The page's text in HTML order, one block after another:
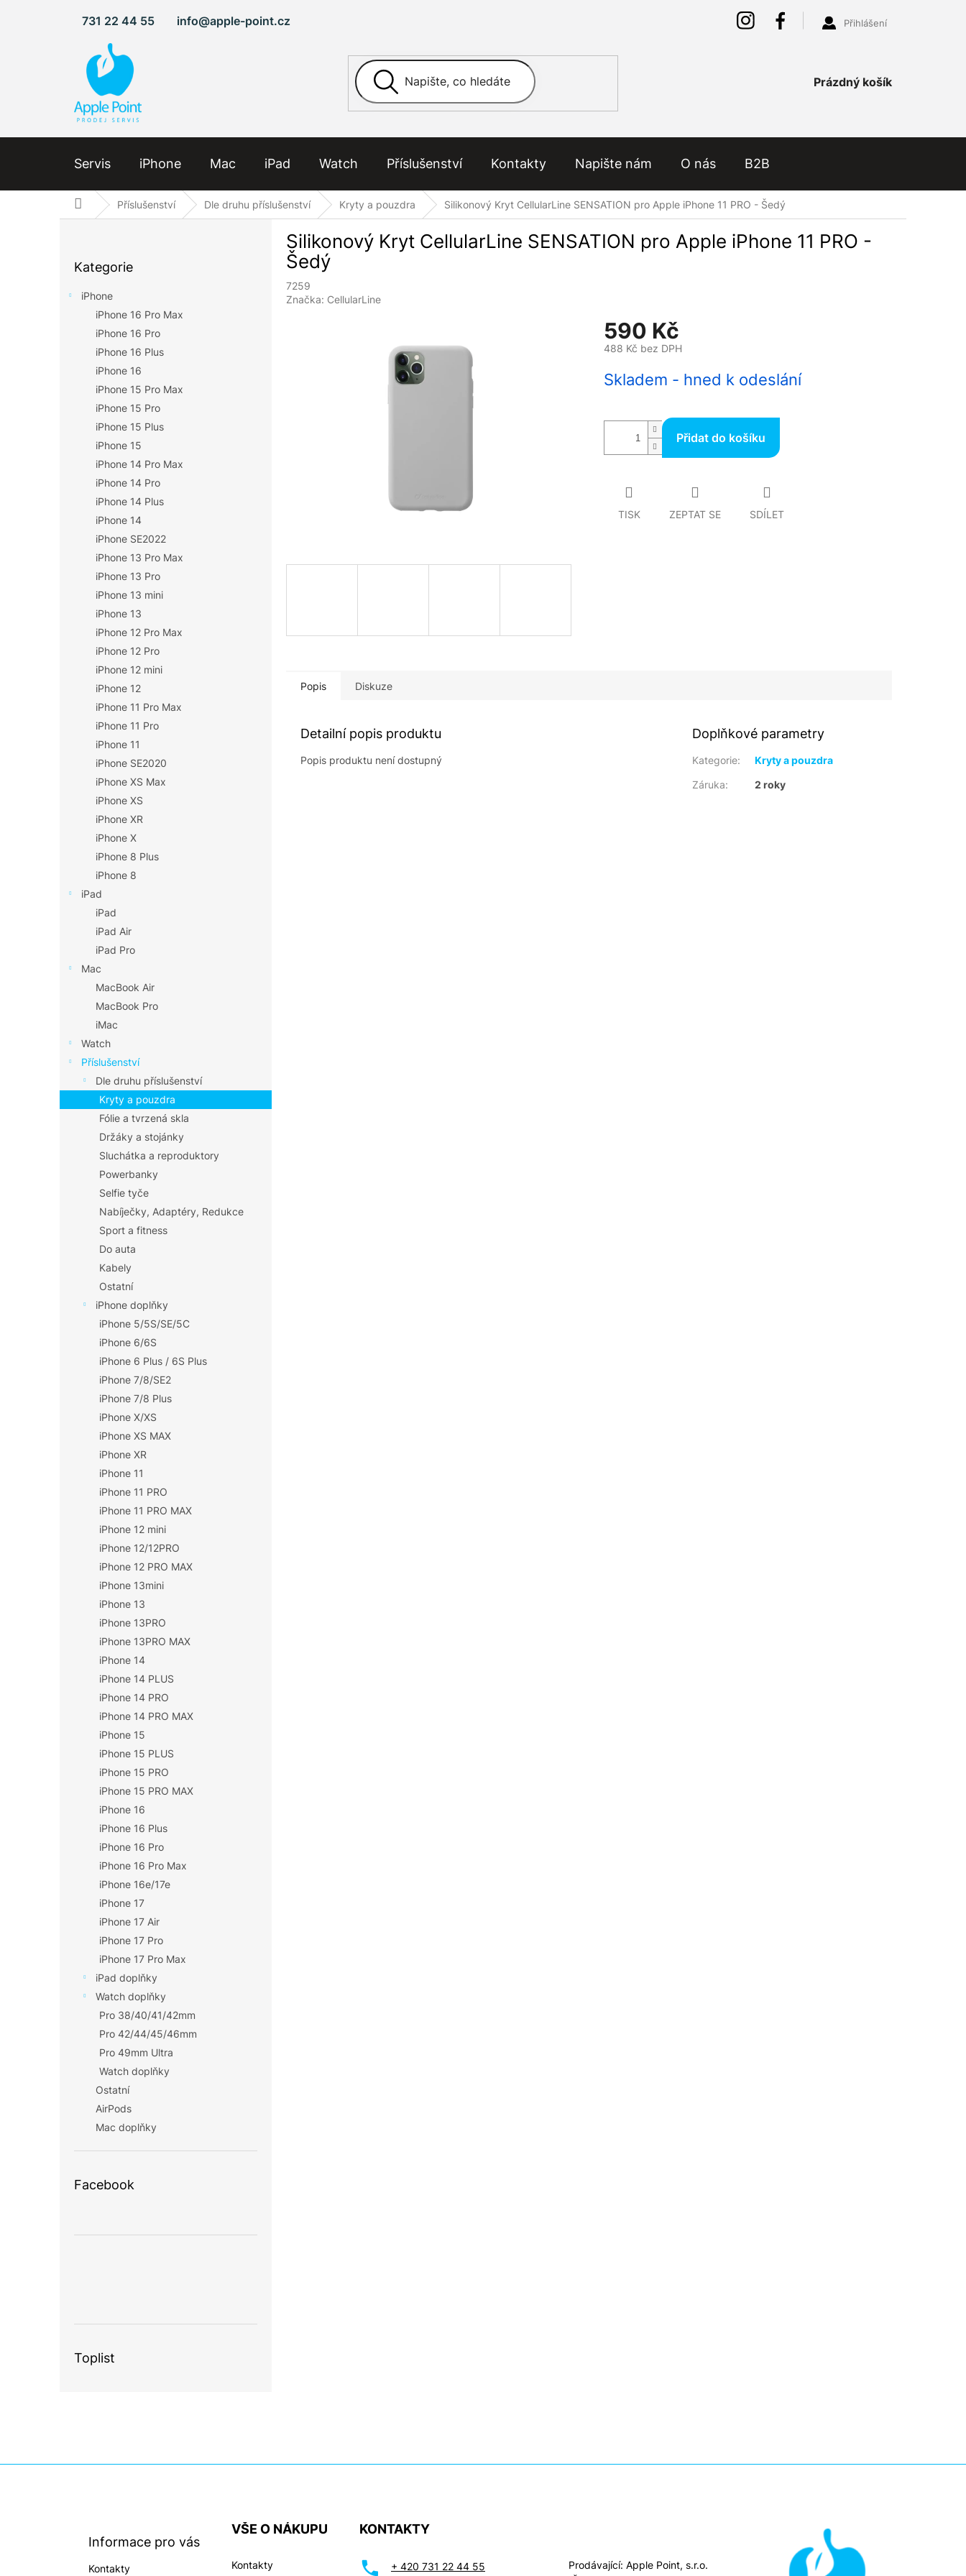
731 22 44 55 info@apple-point.cz Přihlášení
Nákupní
košík
Prázdný košík
Servis iPhone Mac iPad Watch Příslušenství Kontakty Napište nám O nás B2B
Domů Příslušenství Dle druhu příslušenství Kryty a pouzdra Silikonový Kryt CellularLine SENSATION pro Apple iPhone 11 PRO - Šedý
kategorie
Kategorie
iPhone
iPhone 16 Pro Max
iPhone 16 Pro
iPhone 16 Plus
iPhone 16
iPhone 15 Pro Max
iPhone 15 Pro
iPhone 15 Plus
iPhone 15
iPhone 14 Pro Max
iPhone 14 Pro
iPhone 14 Plus
iPhone 14
iPhone SE2022
iPhone 13 Pro Max
iPhone 13 Pro
iPhone 13 mini
iPhone 13
iPhone 12 Pro Max
iPhone 12 Pro
iPhone 12 mini
iPhone 12
iPhone 11 Pro Max
iPhone 11 Pro
iPhone 11
iPhone SE2020
iPhone XS Max
iPhone XS
iPhone XR
iPhone X
iPhone 8 Plus
iPhone 8
iPad
iPad
iPad Air
iPad Pro
Mac
MacBook Air
MacBook Pro
iMac
Watch
Příslušenství
Dle druhu příslušenství
Kryty a pouzdra
Fólie a tvrzená skla
Držáky a stojánky
Sluchátka a reproduktory
Powerbanky
Selfie tyče
Nabíječky, Adaptéry, Redukce
Sport a fitness
Do auta
Kabely
Ostatní
iPhone doplňky
iPhone 5/5S/SE/5C
iPhone 6/6S
iPhone 6 Plus / 6S Plus
iPhone 7/8/SE2
iPhone 7/8 Plus
iPhone X/XS
iPhone XS MAX
iPhone XR
iPhone 11
iPhone 11 PRO
iPhone 11 PRO MAX
iPhone 12 mini
iPhone 12/12PRO
iPhone 12 PRO MAX
iPhone 13mini
iPhone 13
iPhone 13PRO
iPhone 13PRO MAX
iPhone 14
iPhone 14 PLUS
iPhone 14 PRO
iPhone 14 PRO MAX
iPhone 15
iPhone 15 PLUS
iPhone 15 PRO
iPhone 15 PRO MAX
iPhone 16
iPhone 16 Plus
iPhone 16 Pro
iPhone 16 Pro Max
iPhone 16e/17e
iPhone 17
iPhone 17 Air
iPhone 17 Pro
iPhone 17 Pro Max
iPad doplňky
Watch doplňky
Pro 38/40/41/42mm
Pro 42/44/45/46mm
Pro 49mm Ultra
Watch doplňky
Ostatní
AirPods
Mac doplňky
Facebook
Toplist
Silikonový Kryt CellularLine SENSATION pro Apple iPhone 11 PRO -
Šedý
7259
Značka: CellularLine
590 Kč
488 Kč bez DPH
cena:
Skladem - hned k odeslání
Přidat do košíku
TISK ZEPTAT SE SDÍLET
Popis Diskuze
Detailní popis produktu
Popis produktu není dostupný
Doplňkové parametry
Kategorie:
Kryty a pouzdra
Záruka: 2 roky
Informace pro vás
Kontakty
VŠE O NÁKUPU
Kontakty
KONTAKTY
+ 420 731 22 44 55
Prodávající: Apple Point, s.r.o.